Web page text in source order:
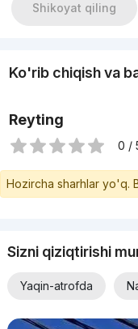
Shikoyat qiling
Ko'rib chiqish va
Reyting
0 /
Hozircha sharhlar yo'q.
Sizni qiziqtirishi
Yaqin-atrofda